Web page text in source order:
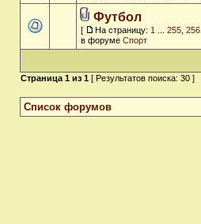
Футбол
[ На страницу: 1 255 256
в форуме Спорт
Страница 1 из 1 [ Результатов поиска: 30 ]
Список форумов